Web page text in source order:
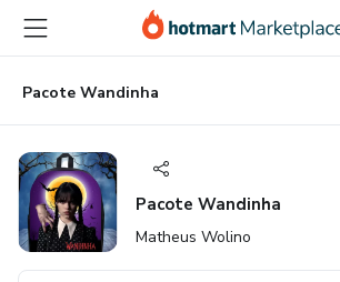
para
conteúdo
principal
para
pagamento
para
rodapé
Pacote Wandinha
Pacote Wandinha
Matheus Wolino